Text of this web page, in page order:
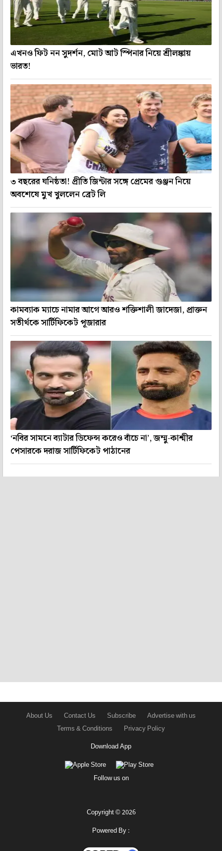
এখনও ফিট নন সুদর্শন, মোট আট স্পিনার নিয়ে শ্রীলঙ্কায়
ভারত!
৩ বছরের ঘনিষ্ঠতা! প্রীতি জিন্টার সঙ্গে প্রেমের গুঞ্জন নিয়ে
অবশেষে মুখ খুললেন ব্রেট লি
কামব্যাক ম্যাচে নামার আগে আরও শক্তিশালী জাদেজা, প্রাক্তন
সতীর্থকে সার্টিফিকেট পূজারার
‘নবির সামনে ব্যাটার ডিফেন্স করেও বাঁচে না’, জম্মু-কাশ্মীর
পেসারকে দরাজ সার্টিফিকেট পাঠানের
About Us Contact Us Subscribe
Advertise with us
Terms & Conditions
Privacy Policy
Download App
Follow us on
Copyright © 2026
Powered By :